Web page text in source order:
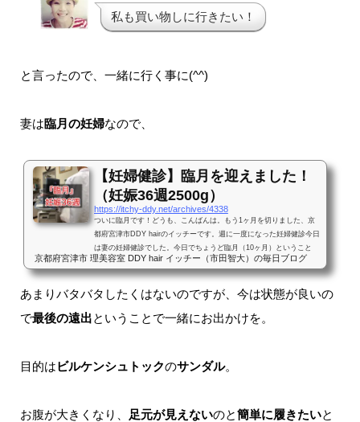
私も買い物しに行きたい！
と言ったので、一緒に行く事に(^^)
妻は臨月の妊婦なので、
【妊婦健診】臨月を迎えました！
（妊娠36週2500g）
https://itchy-ddy.net/archives/4338
ついに臨月です！どうも、こんばんは。もう1ヶ月を切りました、京
都府宮津市DDY hairのイッチーです。週に一度になった妊婦健診今日
は妻の妊婦健診でした。今日でちょうど臨月（10ヶ月）ということ
で、ここからは週に一度の健診となります。いつものように昼間は運
転手のため店はお休みをいただいてました(^_^;)（今日は更にマタニ
ティーヨガも午後からあったため、出勤が16時でご迷惑をおかけしま
した）言うことないくらい順調今回も診察室まで一緒に入らせてもら
って、エコーの確認をさせていただきました(^^)今日で推定2566gで、
京都府宮津市 理美容室 DDY hair イッチー（市田智大）の毎日ブログ
あまりバタバタしたくはないのですが、今は状態が良いの
で最後の遠出ということで一緒にお出かけを。
目的はビルケンシュトックのサンダル。
お腹が大きくなり、 足元が見えないのと簡単に履きたいと